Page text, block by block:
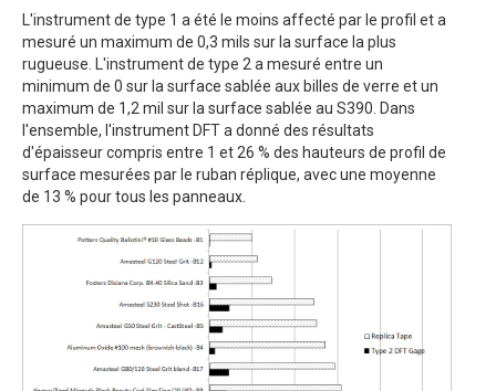
L'instrument de type 1 a été le moins affecté par le profil et a
mesuré un maximum de 0,3 mils sur la surface la plus
rugueuse. L'instrument de type 2 a mesuré entre un
minimum de 0 sur la surface sablée aux billes de verre et un
maximum de 1,2 mil sur la surface sablée au S390. Dans
l'ensemble, l'instrument DFT a donné des résultats
d'épaisseur compris entre 1 et 26 % des hauteurs de profil de
surface mesurées par le ruban réplique, avec une moyenne
de 13 % pour tous les panneaux.